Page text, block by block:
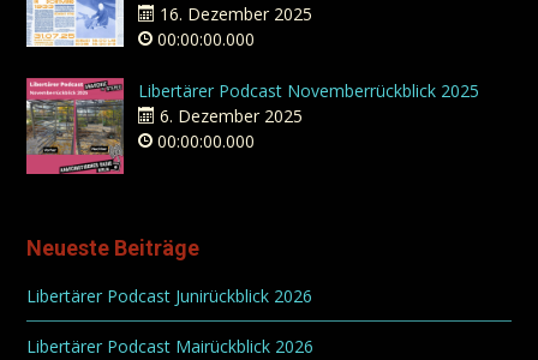
16. Dezember 2025
00:00:00.000
Libertärer Podcast Novemberrückblick 2025
6. Dezember 2025
00:00:00.000
Neueste Beiträge
Libertärer Podcast Junirückblick 2026
Libertärer Podcast Mairückblick 2026